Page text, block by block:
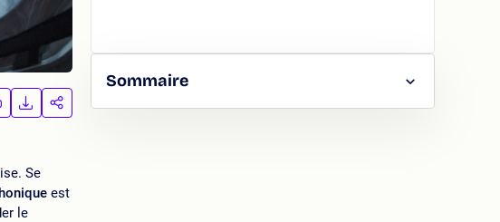
IMPRIMER
LA
TÉLÉCHARGER
LA
PARTAGER
Se
est
le
Sommaire